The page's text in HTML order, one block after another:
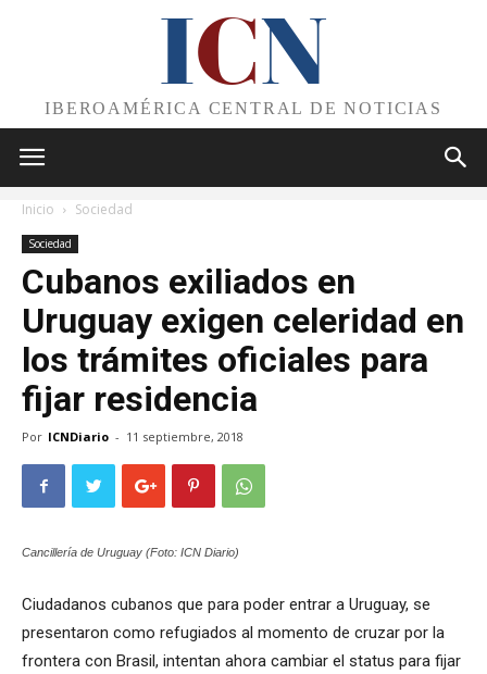
ICN
IBEROAMÉRICA CENTRAL DE NOTICIAS
Inicio Sociedad
Sociedad
Cubanos exiliados en
Uruguay exigen celeridad en
los trámites oficiales para
fijar residencia
Por ICNDiario - 11 septiembre, 2018
Cancillería de Uruguay (Foto: ICN Diario)
Ciudadanos cubanos que para poder entrar a Uruguay, se
presentaron como refugiados al momento de cruzar por la
frontera con Brasil, intentan ahora cambiar el status para fijar